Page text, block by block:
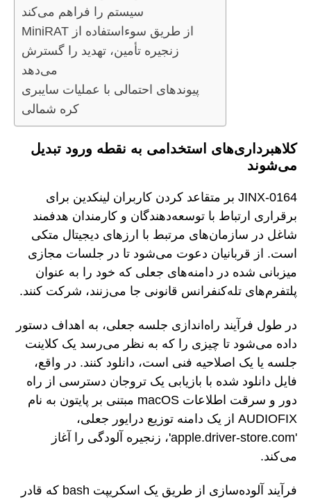
سیستم را فراهم می‌کند
MiniRAT از طریق سوءاستفاده از
زنجیره تأمین، تهدید را گسترش
می‌دهد
پیوندهای احتمالی با عملیات سایبری
کره شمالی
کلاهبرداری‌های استخدامی به نقطه ورود تبدیل
می‌شوند
JINX-0164 بر متقاعد کردن کاربران لینکدین برای
برقراری ارتباط با توسعه‌دهندگان و کارمندان هدفمند
شاغل در سازمان‌های مرتبط با ارزهای دیجیتال متکی
است. از قربانیان دعوت می‌شود تا در جلسات مجازی
میزبانی شده در دامنه‌های جعلی که خود را به عنوان
پلتفرم‌های تله‌کنفرانس قانونی جا می‌زنند، شرکت کنند.
در طول فرآیند راه‌اندازی جلسه جعلی، به اهداف دستور
داده می‌شود تا چیزی را که به نظر می‌رسد یک کلاینت
جلسه یا یک اصلاحیه فنی است، دانلود کنند. در واقع،
فایل دانلود شده با بازیابی یک تروجان دسترسی از راه
دور و سرقت اطلاعات macOS مبتنی بر پایتون به نام
AUDIOFIX از یک دامنه توزیع درایور جعلی،
'apple.driver-store.com'، زنجیره آلودگی را آغاز
می‌کند.
فرآیند آلوده‌سازی از طریق یک اسکریپت bash که قادر